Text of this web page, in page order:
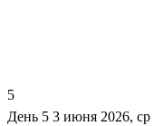
5
День 5 3 июня 2026, ср